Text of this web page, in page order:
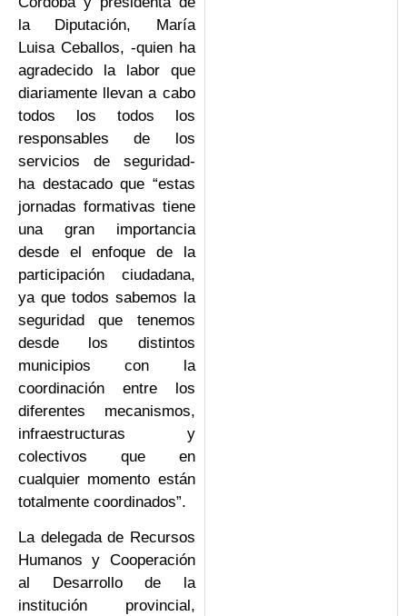
la Diputación, María
Luisa Ceballos, -quien ha
agradecido la labor que
diariamente llevan a cabo
todos los todos los
responsables de los
servicios de seguridad-
ha destacado que “estas
jornadas formativas tiene
una gran importancia
desde el enfoque de la
participación ciudadana,
ya que todos sabemos la
seguridad que tenemos
desde los distintos
municipios con la
coordinación entre los
diferentes mecanismos,
infraestructuras y
colectivos que en
cualquier momento están
totalmente coordinados”.
La delegada de Recursos
Humanos y Cooperación
al Desarrollo de la
institución provincial,